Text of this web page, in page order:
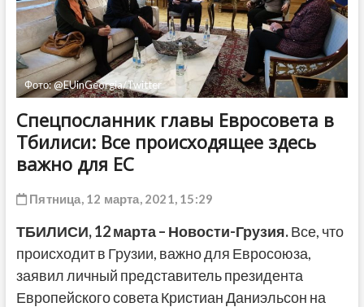
Фото: @EUinGeorgia/Twitter
Спецпосланник главы Евросовета в
Тбилиси: Все происходящее здесь
важно для ЕС
Пятница, 12 марта, 2021, 15:29
ТБИЛИСИ, 12 марта – Новости-Грузия.Все, что
происходит в Грузии, важно для Евросоюза,
заявил личный представитель президента
Европейского совета Кристиан Даниэльсон на